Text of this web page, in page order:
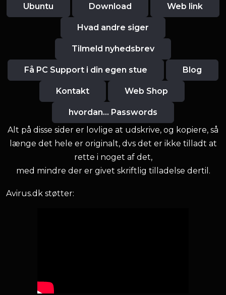
Ubuntu Download Web link
Hvad andre siger
Tilmeld nyhedsbrev
Få PC Support i din egen stue Blog
Kontakt Web Shop
hvordan... Passwords
Alt på disse sider er lovlige at udskrive, og kopiere, så
længe det hele er originalt, dvs det er ikke tilladt at
rette i noget af det,
med mindre der er givet skriftlig tilladelse dertil.
Avirus.dk støtter: